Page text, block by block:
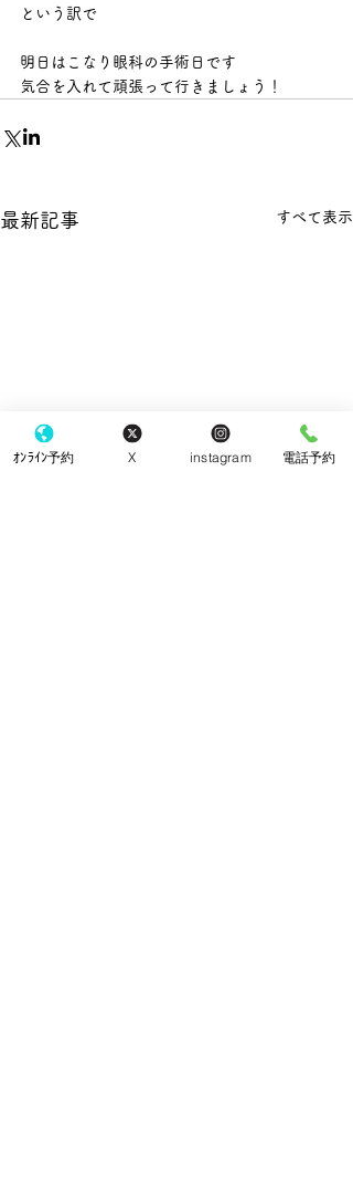
という訳で
明日はこなり眼科の手術日です
気合を入れて頑張って行きましょう！
最新記事 すべて表示
ｵﾝﾗｲﾝ予約 X instagram 電話予約